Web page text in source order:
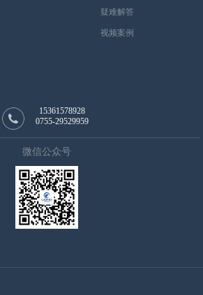
疑难解答
视频案例
15361578928
0755-29529959
微信公众号